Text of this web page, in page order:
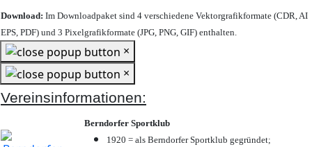
Download: Im Downloadpaket sind 4 verschiedene Vektorgrafikformate (CDR, AI
EPS, PDF) und 3 Pixelgrafikformate (JPG, PNG, GIF) enthalten.
×
×
Vereinsinformationen:
Berndorfer Sportklub
1920 = als Berndorfer Sportklub gegründet;